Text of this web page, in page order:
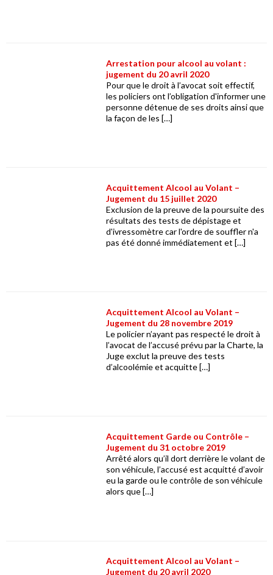
Arrestation pour alcool au volant :
jugement du 20 avril 2020
Pour que le droit à l’avocat soit effectif,
les policiers ont l’obligation d'informer une
personne détenue de ses droits ainsi que
la façon de les […]
Acquittement Alcool au Volant –
Jugement du 15 juillet 2020
Exclusion de la preuve de la poursuite des
résultats des tests de dépistage et
d'ivressomètre car l'ordre de souffler n'a
pas été donné immédiatement et […]
Acquittement Alcool au Volant –
Jugement du 28 novembre 2019
Le policier n’ayant pas respecté le droit à
l’avocat de l’accusé prévu par la Charte, la
Juge exclut la preuve des tests
d’alcoolémie et acquitte […]
Acquittement Garde ou Contrôle –
Jugement du 31 octobre 2019
Arrêté alors qu’il dort derrière le volant de
son véhicule, l’accusé est acquitté d’avoir
eu la garde ou le contrôle de son véhicule
alors que […]
Acquittement Alcool au Volant –
Jugement du 20 avril 2020